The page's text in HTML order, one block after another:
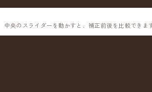
中央のスライダーを動かすと、補正前後を比較できま